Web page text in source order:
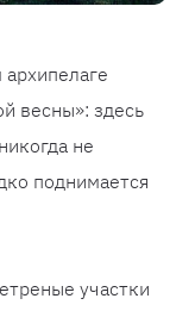
весны»: здесь
не
поднимается
участки